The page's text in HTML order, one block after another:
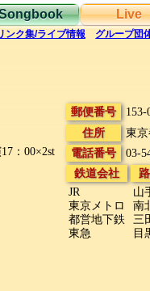
Live
ンク集/ライブ情報 グループ団
：00×2st
郵便番号 153-
住所
東
電話番号
03-
鉄道会社
JR
東京メトロ
都営地下鉄
東急
山
南
三
目